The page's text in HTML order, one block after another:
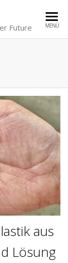
Future MENÜ
aus
Lösung